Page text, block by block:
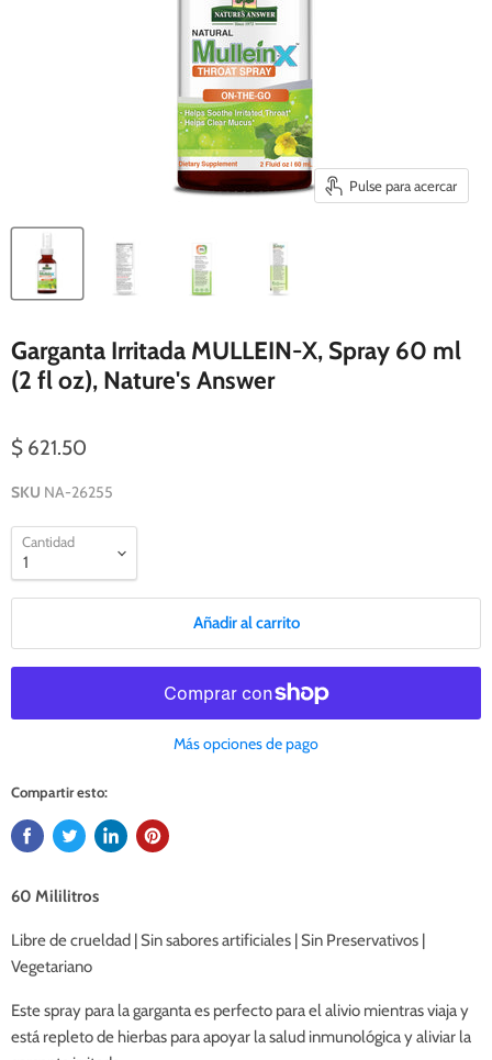
Pulse para acercar
Garganta Irritada MULLEIN-X, Spray 60 ml
(2 fl oz), Nature's Answer
$ 621.50
SKU NA-26255
Cantidad
Añadir al carrito
Más opciones de pago
Compartir esto:
60 Mililitros
Libre de crueldad | Sin sabores artificiales | Sin Preservativos |
Vegetariano
Este spray para la garganta es perfecto para el alivio mientras viaja y
está repleto de hierbas para apoyar la salud inmunológica y aliviar la